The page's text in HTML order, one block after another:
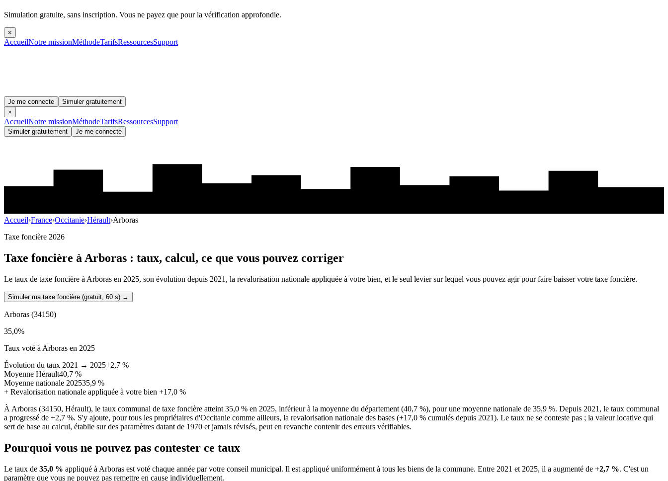
Simulation gratuite, sans inscription. Vous ne payez que pour la vérification approfondie.
×
AccueilNotre missionMéthodeTarifsRessourcesSupport
Je me connecte
Simuler gratuitement
×
AccueilNotre missionMéthodeTarifsRessourcesSupport
Simuler gratuitement Je me connecte
Accueil›France›Occitanie›Hérault›Arboras
Taxe foncière 2026
Taxe foncière à Arboras : taux, calcul, ce que vous pouvez corriger
Le taux de taxe foncière à Arboras en 2025, son évolution depuis 2021, la revalorisation nationale appliquée à votre bien, et le seul levier sur lequel vous pouvez agir pour faire baisser votre taxe foncière.
Simuler ma taxe foncière (gratuit, 60 s) →
Arboras (34150)
35,0%
Taux voté à Arboras en 2025
Évolution du taux 2021 → 2025+2,7 %
Moyenne Hérault40,7 %
Moyenne nationale 202535,9 %
+ Revalorisation nationale appliquée à votre bien +17,0 %
À Arboras (34150, Hérault), le taux communal de taxe foncière atteint 35,0 % en 2025, inférieur à la moyenne du département (40,7 %), pour une moyenne nationale de 35,9 %. Depuis 2021, le taux communal
a progressé de +2,7 %. S'y ajoute, pour tous les propriétaires d'Occitanie comme ailleurs, la revalorisation nationale des bases (+17,0 % cumulés depuis 2021). Le taux ne se conteste pas ; la valeur locative qui
sert de base au calcul, établie sur des paramètres datant de 1970 et jamais révisés, peut en revanche contenir des erreurs vérifiables.
Pourquoi vous ne pouvez pas contester ce taux
Le taux de 35,0 % appliqué à Arboras est voté chaque année par votre conseil municipal. Il est appliqué uniformément à tous les biens de la commune. Entre 2021 et 2025, il a augmenté de +2,7 %. C'est un
paramètre que vous ne pouvez pas remettre en cause individuellement.